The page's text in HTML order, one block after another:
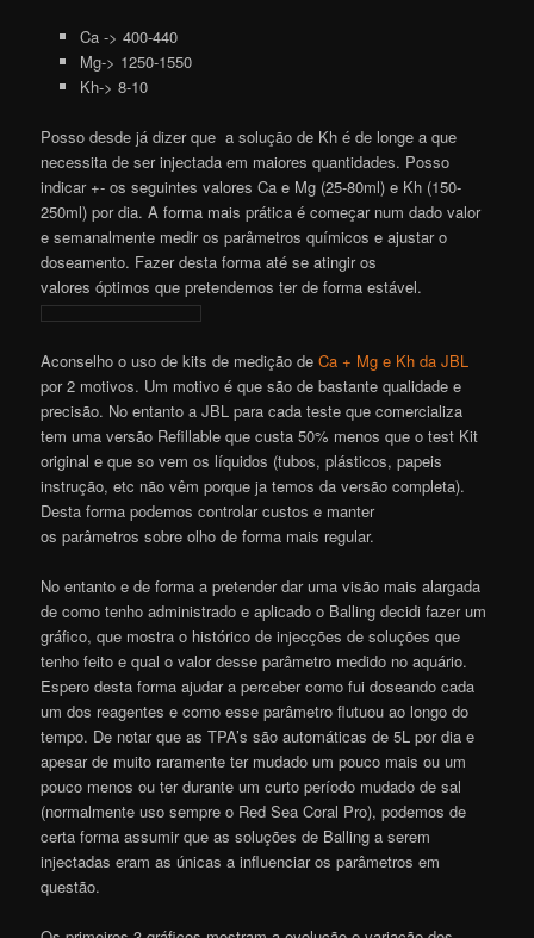
Ca -> 400-440
Mg-> 1250-1550
Kh-> 8-10
Posso desde já dizer que a solução de Kh é de longe a que
necessita de ser injectada em maiores quantidades. Posso
indicar +- os seguintes valores Ca e Mg (25-80ml) e Kh (150-
250ml) por dia. A forma mais prática é começar num dado valor
e semanalmente medir os parâmetros químicos e ajustar o
doseamento. Fazer desta forma até se atingir os
valores óptimos que pretendemos ter de forma estável.
Aconselho o uso de kits de medição deCa + Mg e Kh da JBL
por 2 motivos. Um motivo é que são de bastante qualidade e
precisão. No entanto a JBL para cada teste que comercializa
tem uma versão Refillable que custa 50% menos que o test Kit
original e que so vem os líquidos (tubos, plásticos, papeis
instrução, etc não vêm porque ja temos da versão completa).
Desta forma podemos controlar custos e manter
os parâmetros sobre olho de forma mais regular.
No entanto e de forma a pretender dar uma visão mais alargada
de como tenho administrado e aplicado o Balling decidi fazer um
gráfico, que mostra o histórico de injecções de soluções que
tenho feito e qual o valor desse parâmetro medido no aquário.
Espero desta forma ajudar a perceber como fui doseando cada
um dos reagentes e como esse parâmetro flutuou ao longo do
tempo. De notar que as TPA’s são automáticas de 5L por dia e
apesar de muito raramente ter mudado um pouco mais ou um
pouco menos ou ter durante um curto período mudado de sal
(normalmente uso sempre o Red Sea Coral Pro), podemos de
certa forma assumir que as soluções de Balling a serem
injectadas eram as únicas a influenciar os parâmetros em
questão.